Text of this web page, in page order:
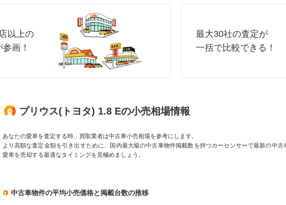
以上の
画！
最大30社の査定が
一括で比較できる！
プリウス(トヨタ) 1.8 Eの小売相場情報
あなたの愛車を査定する時、買取業者は中古車小売相場を参考にします。
より高額な査定金額を引き出すために、国内最大級の中古車物件掲載数を持つカーセンサーで最新の中古
愛車を売却する最適なタイミングを見極めましょう。
中古車物件の平均小売価格と掲載台数の推移